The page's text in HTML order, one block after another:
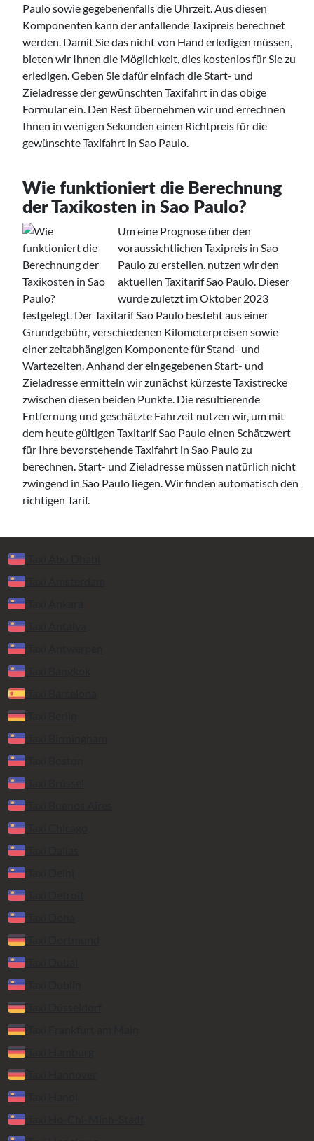
Paulo sowie gegebenenfalls die Uhrzeit. Aus diesen
Komponenten kann der anfallende Taxipreis berechnet
werden. Damit Sie das nicht von Hand erledigen müssen,
bieten wir Ihnen die Möglichkeit, dies kostenlos für Sie zu
erledigen. Geben Sie dafür einfach die Start- und
Zieladresse der gewünschten Taxifahrt in das obige
Formular ein. Den Rest übernehmen wir und errechnen
Ihnen in wenigen Sekunden einen Richtpreis für die
gewünschte Taxifahrt in Sao Paulo.
Wie funktioniert die Berechnung
der Taxikosten in Sao Paulo?
Um eine Prognose über den
voraussichtlichen Taxipreis in Sao
Paulo zu erstellen. nutzen wir den
aktuellen Taxitarif Sao Paulo. Dieser
wurde zuletzt im Oktober 2023
festgelegt. Der Taxitarif Sao Paulo besteht aus einer
Grundgebühr, verschiedenen Kilometerpreisen sowie
einer zeitabhängigen Komponente für Stand- und
Wartezeiten. Anhand der eingegebenen Start- und
Zieladresse ermitteln wir zunächst kürzeste Taxistrecke
zwischen diesen beiden Punkte. Die resultierende
Entfernung und geschätzte Fahrzeit nutzen wir, um mit
dem heute gültigen Taxitarif Sao Paulo einen Schätzwert
für Ihre bevorstehende Taxifahrt in Sao Paulo zu
berechnen. Start- und Zieladresse müssen natürlich nicht
zwingend in Sao Paulo liegen. Wir finden automatisch den
richtigen Tarif.